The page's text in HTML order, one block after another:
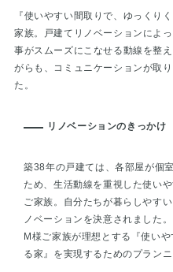
『使いやすい間取りで、ゆっくり
家族。戸建てリノベーションによ
事がスムーズにこなせる動線を整
がらも、コミュニケーションが取
た。
リノベーションのきっかけ
築38年の戸建ては、各部屋が個
ため、生活動線を重視した使い
ご家族。自分たちが暮らしやす
ノベーションを決意されました。
М様ご家族が理想とする『使い
る家』を実現するためのプラン